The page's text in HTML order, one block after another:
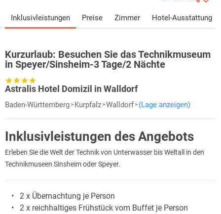
Inklusivleistungen Preise Zimmer Hotel-Ausstattung
Kurzurlaub: Besuchen Sie das Technikmuseum
in Speyer/Sinsheim-3 Tage/2 Nächte
Astralis Hotel Domizil in Walldorf
Baden-Württemberg Kurpfalz Walldorf (Lage anzeigen)
Inklusivleistungen des Angebots
Erleben Sie die Welt der Technik von Unterwasser bis Weltall in den
Technikmuseen Sinsheim oder Speyer.
2 x Übernachtung je Person
2 x reichhaltiges Frühstück vom Buffet je Person